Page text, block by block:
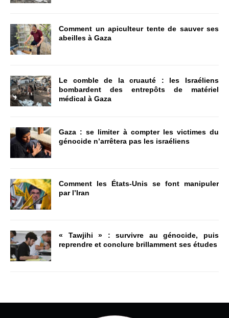
Comment un apiculteur tente de sauver ses
abeilles à Gaza
Le comble de la cruauté : les Israéliens
bombardent des entrepôts de matériel
médical à Gaza
Gaza : se limiter à compter les victimes du
génocide n’arrêtera pas les israéliens
Comment les États-Unis se font manipuler
par l’Iran
« Tawjihi » : survivre au génocide, puis
reprendre et conclure brillamment ses études